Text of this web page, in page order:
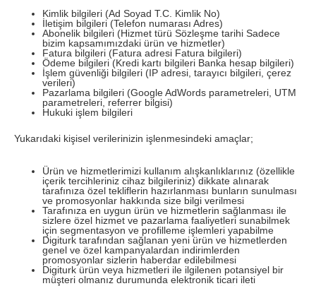
Kimlik bilgileri (Ad Soyad T.C. Kimlik No)
İletişim bilgileri (Telefon numarası Adres)
Abonelik bilgileri (Hizmet türü Sözleşme tarihi Sadece
bizim kapsamımızdaki ürün ve hizmetler)
Fatura bilgileri (Fatura adresi Fatura bilgileri)
Ödeme bilgileri (Kredi kartı bilgileri Banka hesap bilgileri)
İşlem güvenliği bilgileri (IP adresi, tarayıcı bilgileri, çerez
verileri)
Pazarlama bilgileri (Google AdWords parametreleri, UTM
parametreleri, referrer bilgisi)
Hukuki işlem bilgileri
Yukarıdaki kişisel verilerinizin işlenmesindeki amaçlar;
Ürün ve hizmetlerimizi kullanım alışkanlıklarınız (özellikle
içerik tercihleriniz cihaz bilgileriniz) dikkate alınarak
tarafınıza özel tekliflerin hazırlanması bunların sunulması
ve promosyonlar hakkında size bilgi verilmesi
Tarafınıza en uygun ürün ve hizmetlerin sağlanması ile
sizlere özel hizmet ve pazarlama faaliyetleri sunabilmek
için segmentasyon ve profilleme işlemleri yapabilme
Digiturk tarafından sağlanan yeni ürün ve hizmetlerden
genel ve özel kampanyalardan indirimlerden
promosyonlar sizlerin haberdar edilebilmesi
Digiturk ürün veya hizmetleri ile ilgilenen potansiyel bir
müşteri olmanız durumunda elektronik ticari ileti